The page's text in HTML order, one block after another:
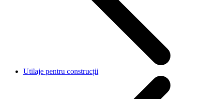
Utilaje pentru construcții